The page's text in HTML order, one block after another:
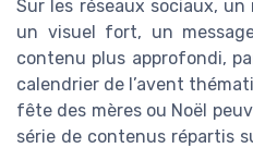
Sur les réseaux sociaux,
un visuel fort, un
contenu plus approfondi,
calendrier de l’avent
fête des mères ou Noël
série de contenus répartis